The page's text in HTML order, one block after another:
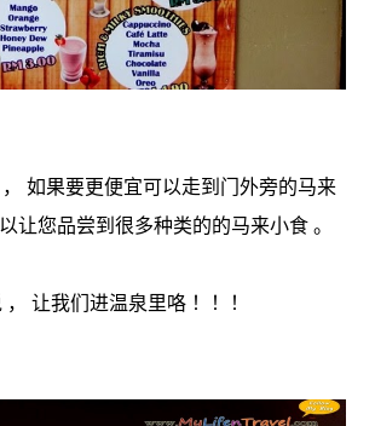
如果要更便宜可以走到门外旁的马来
让您品尝到很多种类的的马来小食 。
让我们进温泉里咯 ！！！